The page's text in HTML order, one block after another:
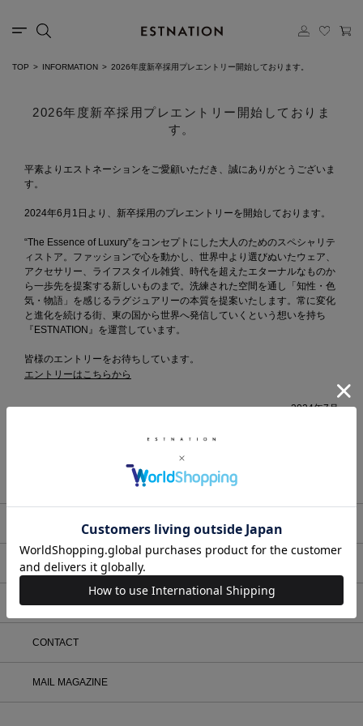
TOP INFORMATION 2026年度新卒採用プレエントリー開始しております。
2026年度新卒採用プレエントリー開始しておりま
す。
平素よりエストネーションをご愛顧いただき、誠にありがとうございま
す。
2024年6月1日より、新卒採用のプレエントリーを開始しております。
“The Essence of Luxury”をコンセプトにした大人のためのスペシャリテ
ィストア。ファッションで心を動かし、世界中より選びぬいたウェア、
アクセサリー、ライフスタイル雑貨、時代を超えたエターナルなものか
ら一歩先を提案する新しいものまで。洗練された空間を通し「知性・色
気・物語」を感じるラグジュアリーの本質を提案いたします。常に変化
と進化を続ける街、東の国から世界へ発信していくという想いを持ち
『ESTNATION』を運営しています。
皆様のエントリーをお待ちしています。
エントリーはこちらから
2024年7月
メンバーサービス
HELP
FAQ
CONTACT
MAIL MAGAZINE